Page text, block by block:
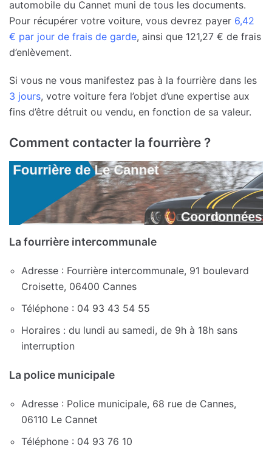
automobile du Cannet muni de tous les documents.
Pour récupérer votre voiture, vous devrez payer 6,42
€ par jour de frais de garde, ainsi que 121,27 € de frais
d’enlèvement.
Si vous ne vous manifestez pas à la fourrière dans les
3 jours, votre voiture fera l’objet d’une expertise aux
fins d’être détruit ou vendu, en fonction de sa valeur.
Comment contacter la fourrière ?
La fourrière intercommunale
Adresse : Fourrière intercommunale, 91 boulevard
Croisette, 06400 Cannes
Téléphone : 04 93 43 54 55
Horaires : du lundi au samedi, de 9h à 18h sans
interruption
La police municipale
Adresse : Police municipale, 68 rue de Cannes,
06110 Le Cannet
Téléphone : 04 93 76 10